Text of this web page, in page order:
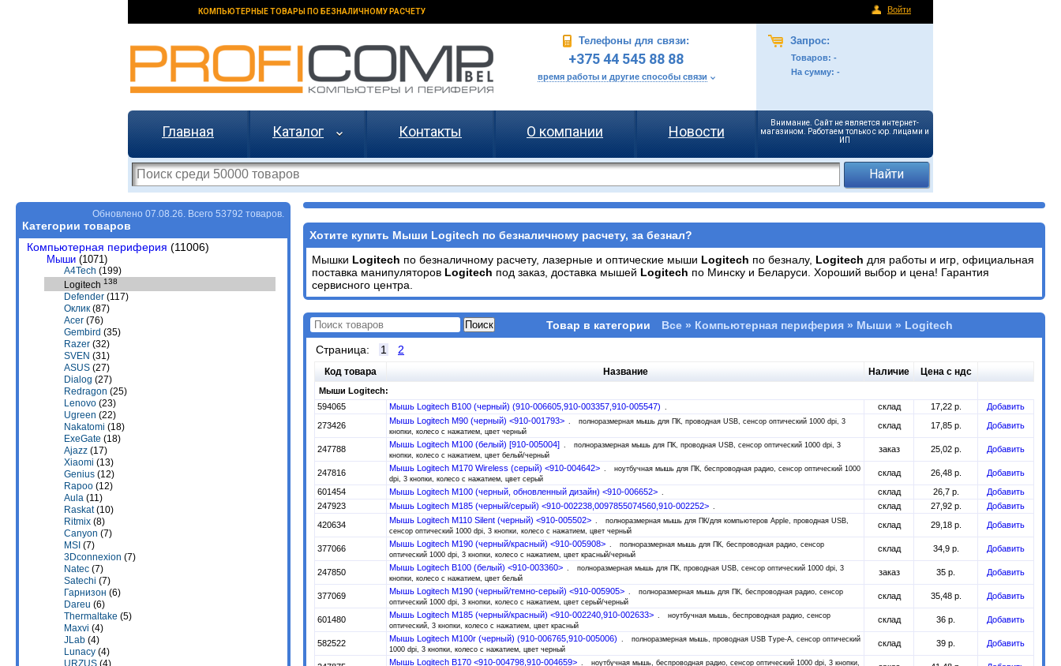
КОМПЬЮТЕРНЫЕ ТОВАРЫ ПО БЕЗНАЛИЧНОМУ РАСЧЕТУ Войти
Телефоны для связи:
+375 44 545 88 88
время работы и другие способы связи
Запрос:
Товаров: -
На сумму: -
Главная Каталог Контакты О компании Новости
Внимание. Сайт не является интернет-
магазином. Работаем только с юр. лицами и
ИП
Обновлено 07.08.26. Всего 53792 товаров.
Категории товаров
Компьютерная периферия (11006)
Мыши (1071)
A4Tech (199)
Logitech 138
Defender (117)
Оклик (87)
Acer (76)
Gembird (35)
Razer (32)
SVEN (31)
ASUS (27)
Dialog (27)
Redragon (25)
Lenovo (23)
Ugreen (22)
Nakatomi (18)
ExeGate (18)
Ajazz (17)
Xiaomi (13)
Genius (12)
Rapoo (12)
Aula (11)
Raskat(10)
Ritmix (8)
Canyon (7)
MSI (7)
3Dconnexion (7)
Natec (7)
Satechi (7)
Гарнизон (6)
Dareu (6)
Thermaltake (5)
Maxvi (4)
JLab (4)
Lunacy (4)
URZUS (4)
Хотите купить Мыши Logitech по безналичному расчету, за безнал?
Мышки Logitech по безналичному расчету, лазерные и оптические мыши Logitech по безналу, Logitech для работы и игр, официальная
поставка манипуляторов Logitech под заказ, доставка мышей Logitech по Минску и Беларуси. Хороший выбор и цена! Гарантия
сервисного центра.
Товар в категории
Все » Компьютерная периферия » Мыши » Logitech
Страница:
1 2
Код товара Название Наличие Цена с ндс
Мыши Logitech:
594065
Мышь Logitech B100 (черный) (910-006605,910-003357,910-005547) склад 17,22 р.
Добавить
273426
Мышь Logitech M90 (черный) <910-001793>
полноразмерная мышь для ПК, проводная USB, сенсор оптический 1000 dpi, 3
кнопки, колесо с нажатием, цвет черный
склад 17,85 р. Добавить
247788 Мышь Logitech M100 (белый) [910-005004]
полноразмерная мышь для ПК, проводная USB, сенсор оптический 1000 dpi, 3
кнопки, колесо с нажатием, цвет белый/черный
заказ 25,02 р. Добавить
247816 Мышь Logitech M170 Wireless (серый) <910-004642>
ноутбучная мышь для ПК, беспроводная радио, сенсор оптический 1000
dpi, 3 кнопки, колесо с нажатием, цвет серый
склад 26,48 р.
Добавить
601454
Мышь Logitech M100 (черный, обновленный дизайн) <910-006652> склад 26,7 р.
Добавить
247923
Мышь Logitech M185 (черный/серый) <910-002238,0097855074560,910-002252> склад 27,92 р.
Добавить
420634
Мышь Logitech M110 Silent (черный) <910-005502>
полноразмерная мышь для ПК/для компьютеров Apple, проводная USB,
сенсор оптический 1000 dpi, 3 кнопки, колесо с нажатием, цвет черный
склад 29,18 р. Добавить
377066 Мышь Logitech M190 (черный/красный) <910-005908>
полноразмерная мышь для ПК, беспроводная радио, сенсор
оптический 1000 dpi, 3 кнопки, колесо с нажатием, цвет красный/черный
склад 34,9 р. Добавить
247850 Мышь Logitech B100 (белый) <910-003360>
полноразмерная мышь для ПК, проводная USB, сенсор оптический 1000 dpi, 3
кнопки, колесо с нажатием, цвет белый
заказ 35 р. Добавить
377069 Мышь Logitech M190 (черный/темно-серый) <910-005905>
полноразмерная мышь для ПК, беспроводная радио, сенсор
оптический 1000 dpi, 3 кнопки, колесо с нажатием, цвет серый/черный
склад 35,48 р. Добавить
601480 Мышь Logitech M185 (черный/красный) <910-002240,910-002633>
ноутбучная мышь, беспроводная радио, сенсор
оптический, 3 кнопки, колесо с нажатием, цвет красный
склад 36 р. Добавить
582522 Мышь Logitech M100r (черный) (910-006765,910-005006)
полноразмерная мышь, проводная USB Type-A, сенсор оптический
1000 dpi, 3 кнопки, колесо с нажатием, цвет черный
склад 39 р. Добавить
Мышь Logitech B170 <910-004798,910-004659>
ноутбучная мышь, беспроводная радио, сенсор оптический 1000 dpi, 3 кнопки,